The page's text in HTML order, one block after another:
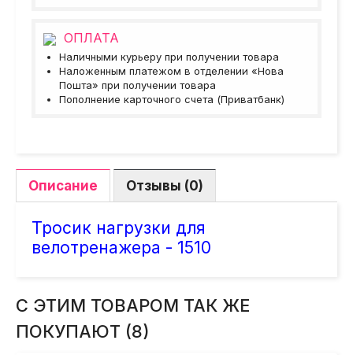
ОПЛАТА
Наличными курьеру при получении товара
Наложенным платежом в отделении «Нова
Пошта» при получении товара
Пополнение карточного счета (Приватбанк)
Описание Отзывы (0)
Тросик нагрузки для
велотренажера - 1510
С ЭТИМ ТОВАРОМ ТАК ЖЕ
ПОКУПАЮТ (8)